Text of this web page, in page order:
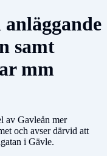
samt
mm
av Gavleån mer
och avser därvid att
i Gävle.